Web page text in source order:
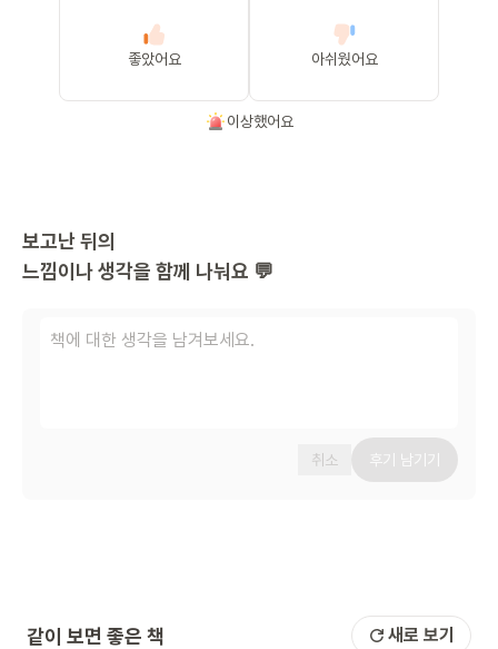
좋았어요 아쉬웠어요
이상했어요
보고난 뒤의
느낌이나 생각을 함께 나눠요 💬
취소 후기 남기기
같이 보면 좋은 책 새로 보기